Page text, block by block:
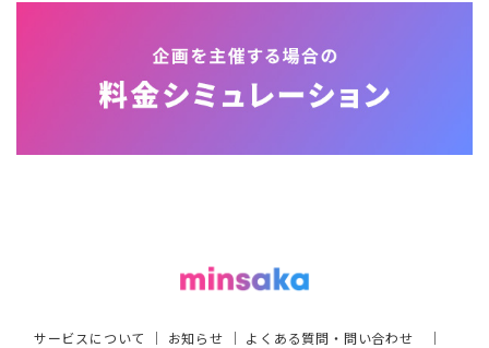
サービスについて ｜ お知らせ ｜ よくある質問・問い合わせ ｜